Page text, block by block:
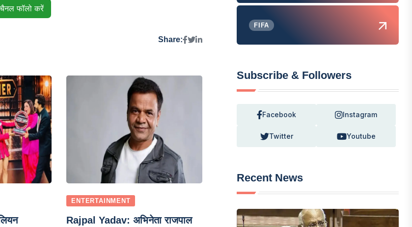
फॉलो करें
Share:
ENTERTAINMENT
Rajpal Yadav: अभिनेता राजपाल
FIFA
Subscribe & Followers
Facebook Instagram
Twitter Youtube
Recent News